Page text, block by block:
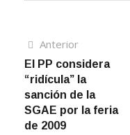
Navegación
de
entradas
AnteriorArtículo
anterior
El PP considera
“ridícula” la
sanción de la
SGAE por la feria
de 2009